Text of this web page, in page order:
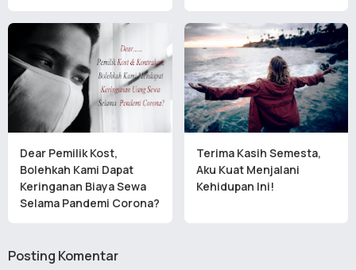
Dear Pemilik Kost,
Bolehkah Kami Dapat
Keringanan Biaya Sewa
Selama Pandemi Corona?
Terima Kasih Semesta,
Aku Kuat Menjalani
Kehidupan Ini!
Posting Komentar